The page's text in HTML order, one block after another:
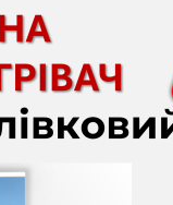
покриття в рулоні
(рейка)
(рулон)
клейового шару)